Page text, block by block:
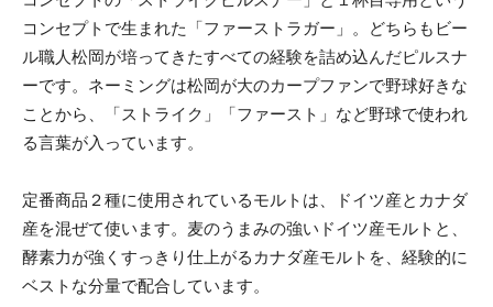
コンセプトで生まれた「ファーストラガー」。どちらもビー
ル職人松岡が培ってきたすべての経験を詰め込んだピルスナ
ーです。ネーミングは松岡が大のカープファンで野球好きな
ことから、「ストライク」「ファースト」など野球で使われ
る言葉が入っています。
定番商品２種に使用されているモルトは、ドイツ産とカナダ
産を混ぜて使います。麦のうまみの強いドイツ産モルトと、
酵素力が強くすっきり仕上がるカナダ産モルトを、経験的に
ベストな分量で配合しています。